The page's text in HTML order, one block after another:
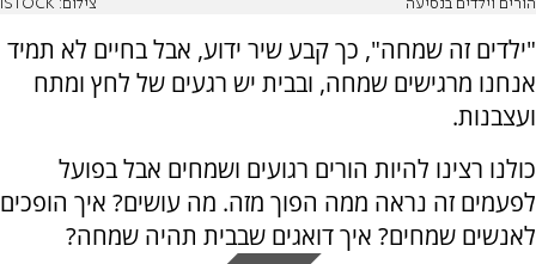
הורים וילדים בנסיעה צילום: ISTOCK
"ילדים זה שמחה", כך קבע שיר ידוע, אבל בחיים לא תמיד
אנחנו מרגישים שמחה, ובבית יש רגעים של לחץ ומתח
ועצבנות.
כולנו רצינו להיות הורים רגועים ושמחים אבל בפועל
לפעמים זה נראה ממה הפוך מזה. מה עושים? איך הופכים
לאנשים שמחים? איך דואגים שבבית תהיה שמחה?